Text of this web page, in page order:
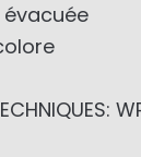
évacuée